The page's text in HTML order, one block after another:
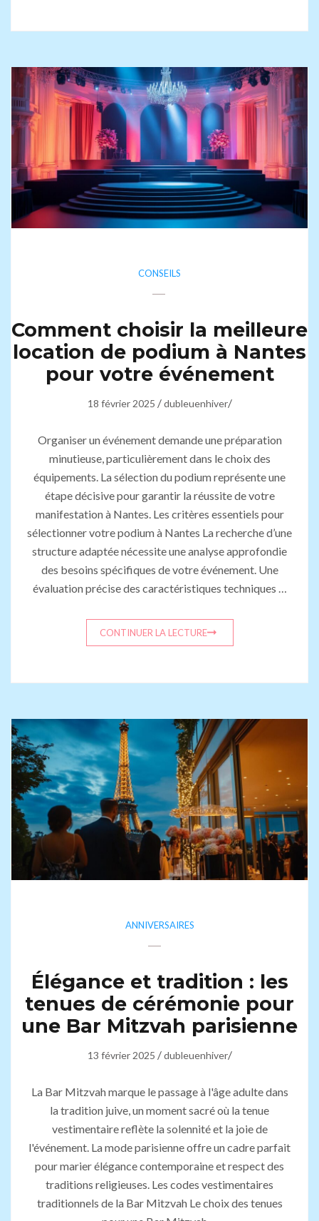
CONSEILS
Comment choisir la meilleure
location de podium à Nantes
pour votre événement
18 février 2025 /dubleuenhiver/
Organiser un événement demande une préparation
minutieuse, particulièrement dans le choix des
équipements. La sélection du podium représente une
étape décisive pour garantir la réussite de votre
manifestation à Nantes. Les critères essentiels pour
sélectionner votre podium à Nantes La recherche d’une
structure adaptée nécessite une analyse approfondie
des besoins spécifiques de votre événement. Une
évaluation précise des caractéristiques techniques …
CONTINUER LA LECTURE
ANNIVERSAIRES
Élégance et tradition : les
tenues de cérémonie pour
une Bar Mitzvah parisienne
13 février 2025 /dubleuenhiver/
La Bar Mitzvah marque le passage à l'âge adulte dans
la tradition juive, un moment sacré où la tenue
vestimentaire reflète la solennité et la joie de
l'événement. La mode parisienne offre un cadre parfait
pour marier élégance contemporaine et respect des
traditions religieuses. Les codes vestimentaires
traditionnels de la Bar Mitzvah Le choix des tenues